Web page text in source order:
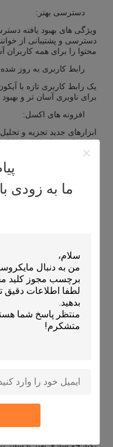
ما به زودی
دسترسی بهتر:
ویژگی های بهبود یافته
دسترسی و پشتیبانی از
محتوا را برای همه کاربران
رابط کاربری به روز
یک رابط کاربری تازه با
برای ناوبری آسان تر و بهبود
افزونه های اکسل:
ابزارهای جدید تجزیه و
جدید داده، برای کمک به
مجموعه های داده پیچیده به
نمودارها و تجسمات بهبود
نوآوری های پاورپوینت:
ویژگی های ارائه جدید،
پیشنهادات طراحی بهبود
ادغام ابزارهای طراحی
ابزارهای ویرایش
بهبود یافته، برای تجربه
ابزارهای تحقیقاتی
بهبود چشم انداز:
ویژگی های جدید تمرکز که
سازمان بهتر برای مدیریت
ویژگی های امنیتی بهبود